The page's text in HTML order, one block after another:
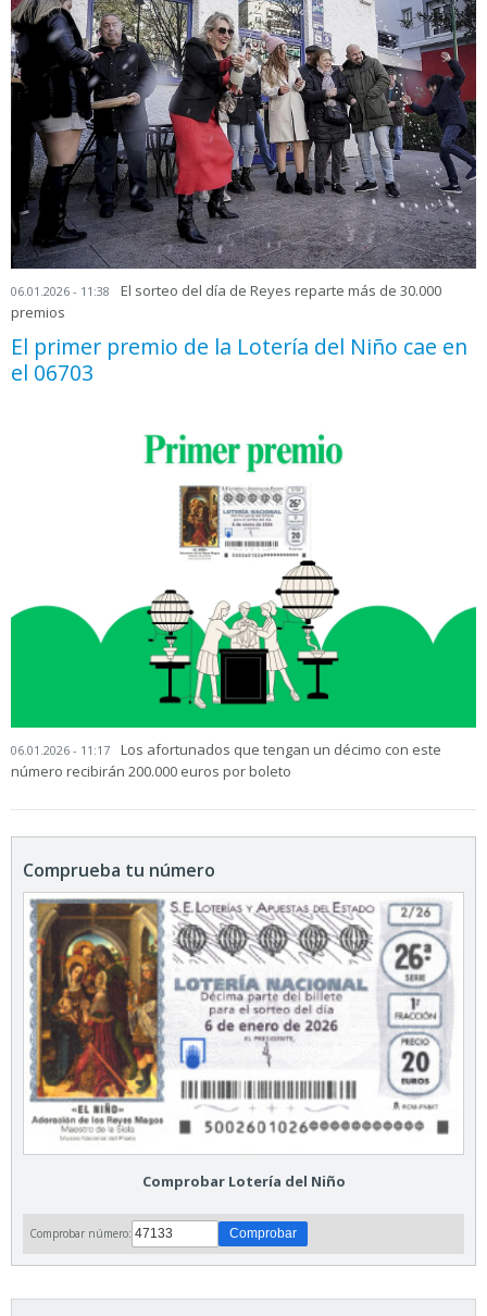
06.01.2026 - 11:38
El sorteo del día de Reyes reparte más de 30.000
premios
El primer premio de la Lotería del Niño cae en
el 06703
06.01.2026 - 11:17
Los afortunados que tengan un décimo con este
número recibirán 200.000 euros por boleto
Comprueba tu número
Comprobar Lotería del Niño
Comprobar número: